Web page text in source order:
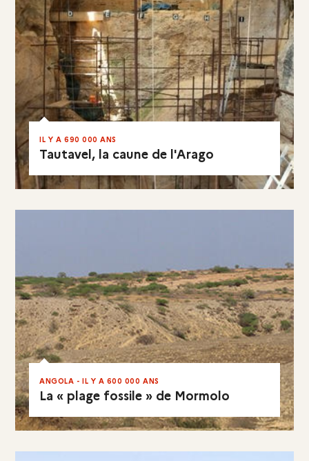
Tautavel, la caune de l'Arago
IL Y A 690 000 ANS
VISITER LE SITE
La « plage fossile » de Mormolo
ANGOLA - IL Y A 600 000 ANS
EN RÉSUMÉ